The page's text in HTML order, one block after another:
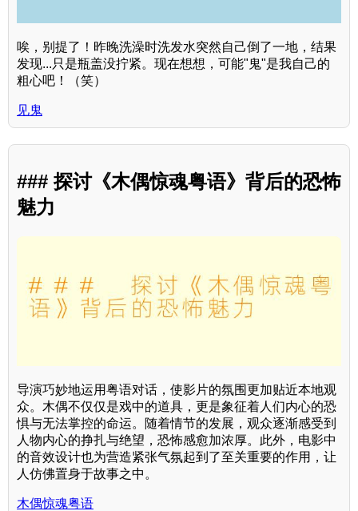
唉，别提了！昨晚洗澡时洗发水突然自己倒了一地，结果
发现...只是瓶盖没拧紧。现在想想，可能"鬼"是我自己的
粗心吧！（笑）
见鬼
### 探讨《木偶惊魂粤语》背后的恐怖
魅力
导演巧妙地运用粤语对话，使影片的氛围更加贴近本地观
众。木偶不仅仅是戏中的道具，更是象征着人们内心的恐
惧与无法掌控的命运。随着情节的发展，观众逐渐感受到
人物内心的挣扎与绝望，恐怖感愈加浓厚。此外，电影中
的音效设计也为营造紧张气氛起到了至关重要的作用，让
人仿佛置身于故事之中。
木偶惊魂粤语